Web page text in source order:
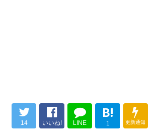
14 いいね! LINE
B!
1 更新通知